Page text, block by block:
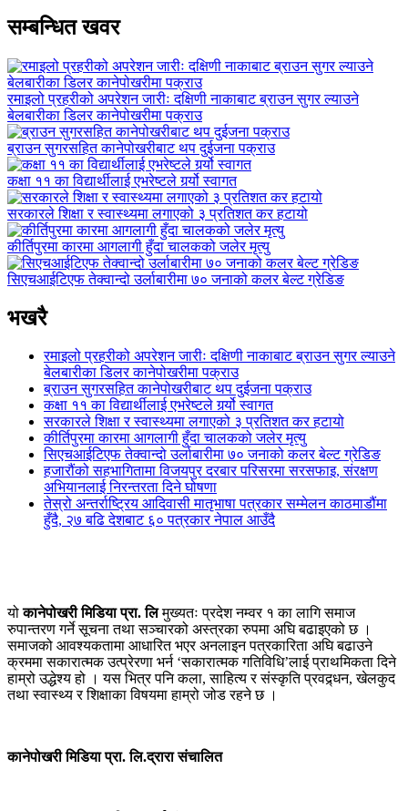
सम्बन्धित खवर
रमाइलो प्रहरीको अपरेशन जारीः दक्षिणी नाकाबाट ब्राउन सुगर ल्याउने
बेलबारीका डिलर कानेपोखरीमा पक्राउ
ब्राउन सुगरसहित कानेपोखरीबाट थप दुईजना पक्राउ
कक्षा ११ का विद्यार्थीलाई एभरेष्टले गर्र्यो स्वागत
सरकारले शिक्षा र स्वास्थ्यमा लगाएको ३ प्रतिशत कर हटायो
कीर्तिपुरमा कारमा आगलागी हुँदा चालकको जलेर मृत्यु
सिएचआईटिएफ तेक्वान्दो उर्लाबारीमा ७० जनाको कलर बेल्ट ग्रेडिङ
भखरै
रमाइलो प्रहरीको अपरेशन जारीः दक्षिणी नाकाबाट ब्राउन सुगर ल्याउने
बेलबारीका डिलर कानेपोखरीमा पक्राउ
ब्राउन सुगरसहित कानेपोखरीबाट थप दुईजना पक्राउ
कक्षा ११ का विद्यार्थीलाई एभरेष्टले गर्र्यो स्वागत
सरकारले शिक्षा र स्वास्थ्यमा लगाएको ३ प्रतिशत कर हटायो
कीर्तिपुरमा कारमा आगलागी हुँदा चालकको जलेर मृत्यु
सिएचआईटिएफ तेक्वान्दो उर्लाबारीमा ७० जनाको कलर बेल्ट ग्रेडिङ
हजारौंको सहभागितामा विजयपुर दरबार परिसरमा सरसफाइ, संरक्षण
अभियानलाई निरन्तरता दिने घोषणा
तेस्रो अन्तर्राष्ट्रिय आदिवासी मातृभाषा पत्रकार सम्मेलन काठमाडौंमा
हुँदै, २७ बढि देशबाट ६० पत्रकार नेपाल आउँदै
योकानेपोखरी मिडिया प्रा. लिमुख्यतः प्रदेश नम्वर १ का लागि समाज
रुपान्तरण गर्ने सूचना तथा सञ्चारको अस्त्रका रुपमा अघि बढाइएको छ ।
समाजको आवश्यकतामा आधारित भएर अनलाइन पत्रकारिता अघि बढाउने
क्रममा सकारात्मक उत्प्रेरणा भर्न ‘सकारात्मक गतिविधि’लाई प्राथमिकता दिने
हाम्रो उद्धेश्य हो । यस भित्र पनि कला, साहित्य र संस्कृति प्रवद्र्धन, खेलकुद
तथा स्वास्थ्य र शिक्षाका विषयमा हाम्रो जोड रहने छ ।
कानेपोखरी मिडिया प्रा. लि.द्रारा संचालित